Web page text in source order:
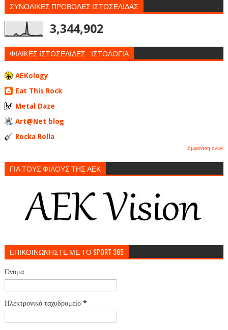
ΣΥΝΟΛΙΚΕΣ ΠΡΟΒΟΛΕΣ ΙΣΤΟΣΕΛΙΔΑΣ
3,344,902
ΦΙΛΙΚΕΣ ΙΣΤΟΣΕΛΙΔΕΣ - ΙΣΤΟΛΟΓΙΑ
AEKology
Eat This Rock
Metal Daze
Art@Net blog
Rocka Rolla
Εμφάνιση όλων
ΓΙΑ ΤΟΥΣ ΦΙΛΟΥΣ ΤΗΣ ΑΕΚ
ΕΠΙΚΟΙΝΩΝΗΣΤΕ ΜΕ ΤΟ SPORT 365
Όνομα
Ηλεκτρονικό ταχυδρομείο *